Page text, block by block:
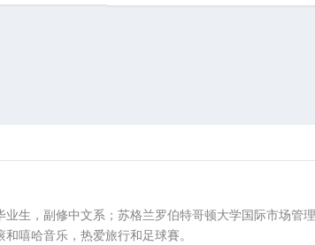
生，副修中文系；苏格兰罗伯特哥顿大学国际市场管
嘻哈音乐，热爱旅行和足球賽。